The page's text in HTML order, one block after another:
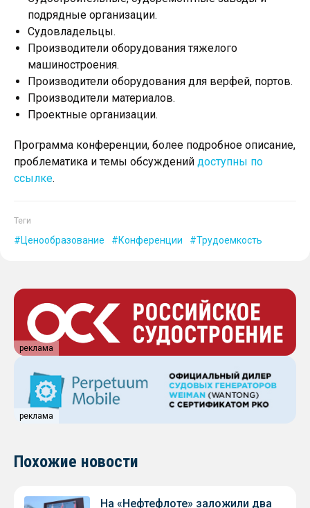
подрядные организации.
Судовладельцы.
Производители оборудования тяжелого
машиностроения.
Производители оборудования для верфей, портов.
Производители материалов.
Проектные организации.
Программа конференции, более подробное описание,
проблематика и темы обсуждений доступны по
ссылке.
Теги
Ценообразование Конференции Трудоемкость
реклама
реклама
Похожие новости
На «Нефтефлоте» заложили два